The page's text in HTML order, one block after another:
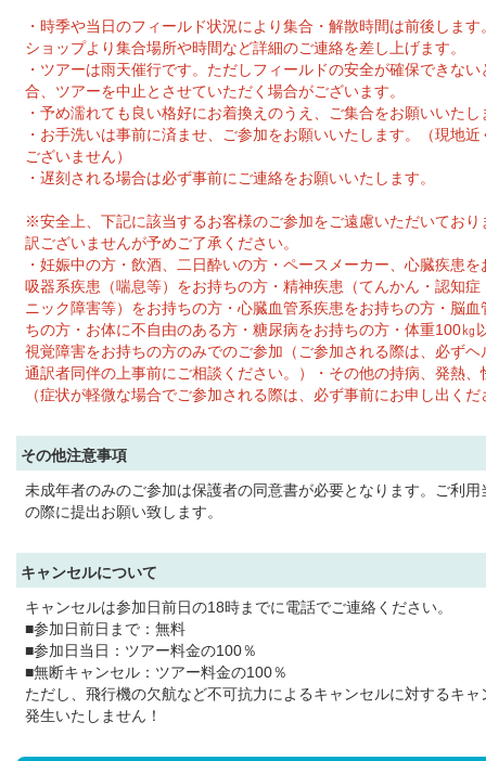
・時季や当日のフィールド状況により集合・解散時間は前後しま
ショップより集合場所や時間など詳細のご連絡を差し上げます。
・ツアーは雨天催行です。ただしフィールドの安全が確保できな
合、ツアーを中止とさせていただく場合がございます。
・予め濡れても良い格好にお着換えのうえ、ご集合をお願いいたし
・お手洗いは事前に済ませ、ご参加をお願いいたします。（現地
ございません）
・遅刻される場合は必ず事前にご連絡をお願いいたします。
※安全上、下記に該当するお客様のご参加をご遠慮いただいており
訳ございませんが予めご了承ください。
・妊娠中の方・飲酒、二日酔いの方・ペースメーカー、心臓疾患
吸器系疾患（喘息等）をお持ちの方・精神疾患（てんかん・認知症
ニック障害等）をお持ちの方・心臓血管系疾患をお持ちの方・脳血
ちの方・お体に不自由のある方・糖尿病をお持ちの方・体重100㎏
視覚障害をお持ちの方のみでのご参加（ご参加される際は、必ずヘ
通訳者同伴の上事前にご相談ください。）・その他の持病、発熱、
（症状が軽微な場合でご参加される際は、必ず事前にお申し出くだ
その他注意事項
未成年者のみのご参加は保護者の同意書が必要となります。ご利用
の際に提出お願い致します。
キャンセルについて
キャンセルは参加日前日の18時までに電話でご連絡ください。
■参加日前日まで：無料
■参加日当日：ツアー料金の100％
■無断キャンセル：ツアー料金の100％
ただし、飛行機の欠航など不可抗力によるキャンセルに対するキャ
発生いたしません！